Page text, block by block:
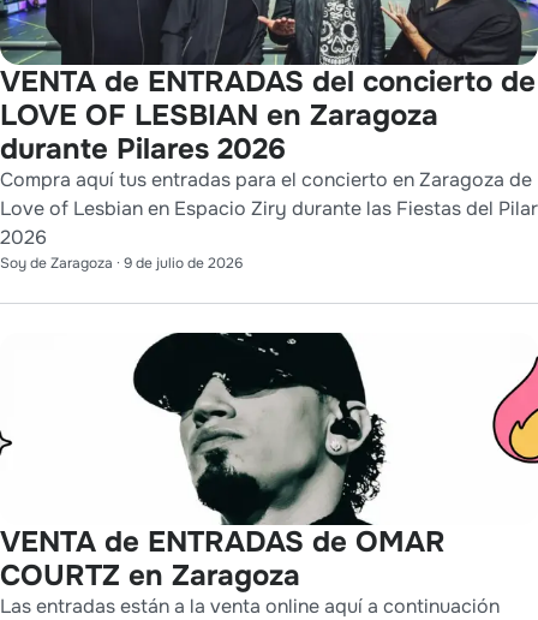
VENTA de ENTRADAS del concierto de
LOVE OF LESBIAN en Zaragoza
durante Pilares 2026
Compra aquí tus entradas para el concierto en Zaragoza de
Love of Lesbian en Espacio Ziry durante las Fiestas del Pilar
2026
Soy de Zaragoza · 9 de julio de 2026
VENTA de ENTRADAS de OMAR
COURTZ en Zaragoza
Las entradas están a la venta online aquí a continuación